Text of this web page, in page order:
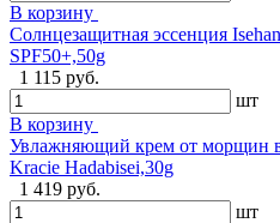
В корзину
Солнцезащитная эссенция
SPF50+,50g
1 115 руб.
шт
В корзину
Увлажняющий крем от морщин в
Kracie Hadabisei,30g
1 419 руб.
шт